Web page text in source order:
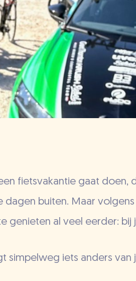
fietsvakantie gaat doen,
dagen buiten. Maar
genieten al veel eerder: bij
simpelweg iets anders van